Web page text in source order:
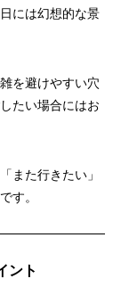
には幻想的な景
を避けやすい穴
たい場合にはお
また行きたい」
す。
ント